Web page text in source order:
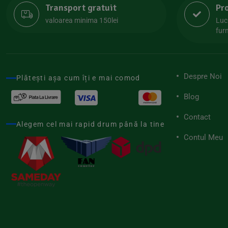
Lipolife
(13)
Lotao
Me Luna (4)
Medihemp
(16)
(17)
Mix Brands
(5)
Morel et Le Chantoux (22)
Mr.Soda
(7)
My.Yo
Transport gratuit
valoarea minima 150lei
Plătești așa cum îți e mai comod
Alegem cel mai rapid drum până la tine
Despre Noi
Blog
Contact
Contul Meu